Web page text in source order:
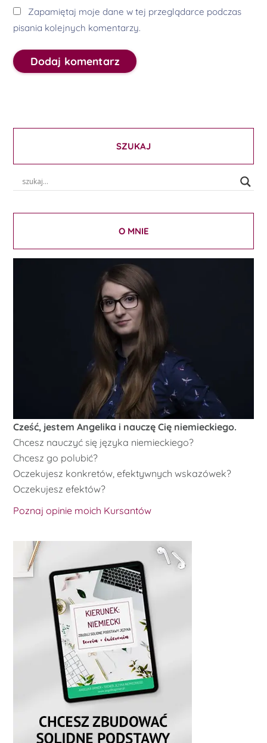
Zapamiętaj moje dane w tej przeglądarce podczas
pisania kolejnych komentarzy.
SZUKAJ
O MNIE
Cześć, jestem Angelika i nauczę Cię niemieckiego.
Chcesz nauczyć się języka niemieckiego?
Chcesz go polubić?
Oczekujesz konkretów, efektywnych wskazówek?
Oczekujesz efektów?
Poznaj opinie moich Kursantów